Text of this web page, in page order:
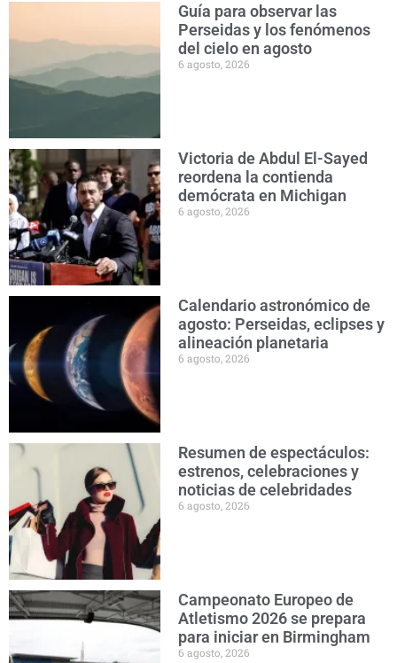
Guía para observar las
Perseidas y los fenómenos
del cielo en agosto
6 agosto, 2026
Victoria de Abdul El-Sayed
reordena la contienda
demócrata en Michigan
6 agosto, 2026
Calendario astronómico de
agosto: Perseidas, eclipses y
alineación planetaria
6 agosto, 2026
Resumen de espectáculos:
estrenos, celebraciones y
noticias de celebridades
6 agosto, 2026
Campeonato Europeo de
Atletismo 2026 se prepara
para iniciar en Birmingham
6 agosto, 2026